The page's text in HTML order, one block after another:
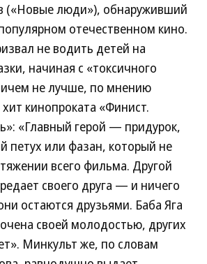
(«Новые люди»), обнаруживший
отечественном кино.
не водить детей на
начиная с «токсичного
не лучше, по мнению
кинопроката «Финист.
«Главный герой — придурок,
петух или фазан, который не
всего фильма. Другой
своего друга — и ничего
остаются друзьями. Баба Яга
своей молодостью, других
Минкульт же, по словам